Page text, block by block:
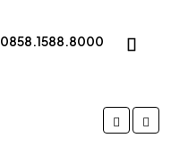
0858.1588.8000